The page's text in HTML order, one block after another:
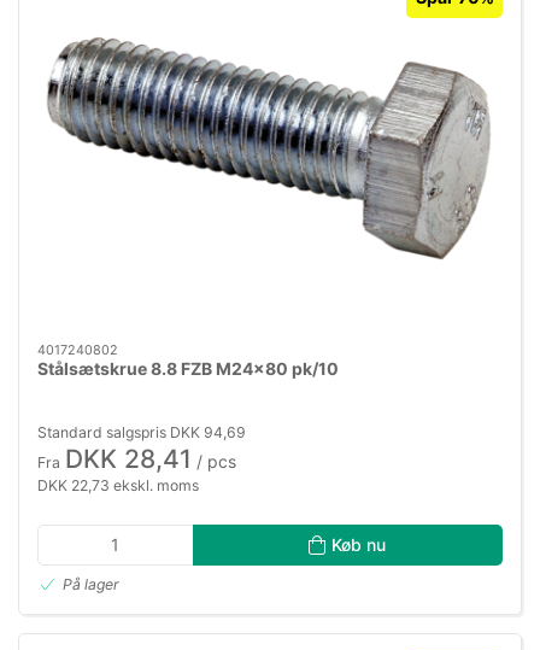
4017240802
Stålsætskrue 8.8 FZB M24×80 pk/10
Standard salgspris DKK 94,69
Fra DKK 28,41 / pcs
DKK 22,73 ekskl. moms
Køb nu
På lager